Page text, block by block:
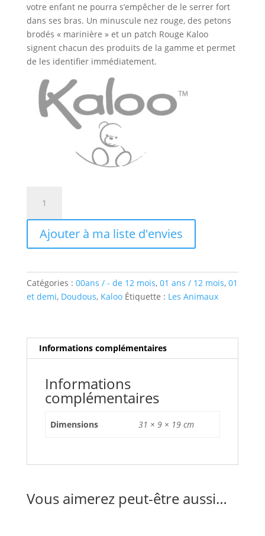
votre enfant ne pourra s’empêcher de le serrer fort
dans ses bras. Un minuscule nez rouge, des petons
brodés « marinière » et un patch Rouge Kaloo
signent chacun des produits de la gamme et permet
de les identifier immédiatement.
Peluche
Ours
ivoire
cm
Ajouter à ma liste d'envies
Catégories : 00ans / - de 12 mois, 01 ans / 12 mois, 01
et demi, Doudous, Kaloo Étiquette : Les Animaux
Informations complémentaires
Informations
complémentaires
Dimensions 31 × 9 × 19 cm
Vous aimerez peut-être aussi…